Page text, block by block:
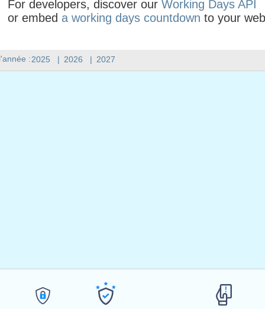
:2025 | 2026 | 2027
For developers, discover our Working Days API
or embed a working days countdown to your